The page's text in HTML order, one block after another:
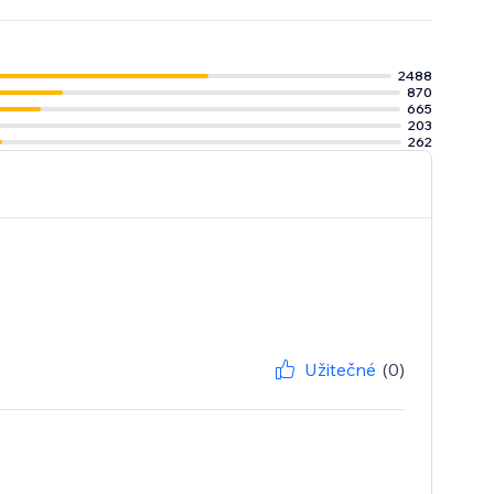
osobně
opuštěný
víc
2488
870
665
203
262
Užitečné (0)